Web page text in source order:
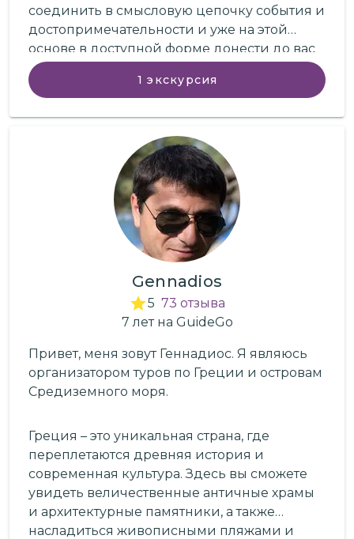
соединить в смысловую цепочку события и
достопримечательности и уже на этой
основе в доступной форме донести до вас
информацию, на помощь прихожу я, ваш
гид в Салониках и по Северной Греции.
1 экскурсия
Gennadios
5 73 отзыва
7 летна GuideGo
Привет, меня зовут Геннадиос. Я являюсь
организатором туров по Греции и островам
Средиземного моря.
Греция – это уникальная страна, где
переплетаются древняя история и
современная культура. Здесь вы сможете
увидеть величественные античные храмы
и архитектурные памятники, а также
насладиться живописными пляжами и